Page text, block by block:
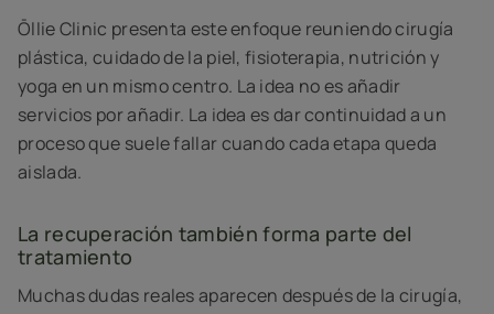
Ōllie Clinic presenta este enfoque reuniendo cirugía
plástica, cuidado de la piel, fisioterapia, nutrición y
yoga en un mismo centro. La idea no es añadir
servicios por añadir. La idea es dar continuidad a un
proceso que suele fallar cuando cada etapa queda
aislada.
La recuperación también forma parte del
tratamiento
Muchas dudas reales aparecen después de la cirugía,